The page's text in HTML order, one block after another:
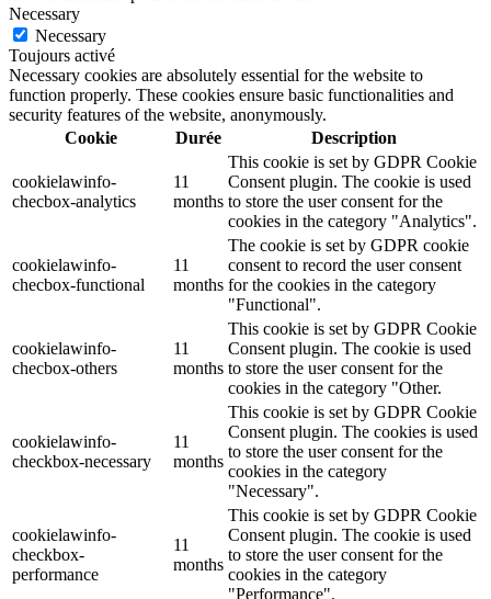
Necessary
Necessary
Toujours activé
Necessary cookies are absolutely essential for the website to
function properly. These cookies ensure basic functionalities and
security features of the website, anonymously.
Cookie
Durée Description
cookielawinfo-
checbox-analytics
11
months
This cookie is set by GDPR Cookie
Consent plugin. The cookie is used
to store the user consent for the
cookies in the category "Analytics".
cookielawinfo-
checbox-functional
11
months
The cookie is set by GDPR cookie
consent to record the user consent
for the cookies in the category
"Functional".
cookielawinfo-
checbox-others
11
months
This cookie is set by GDPR Cookie
Consent plugin. The cookie is used
to store the user consent for the
cookies in the category "Other.
cookielawinfo-
checkbox-necessary
11
months
This cookie is set by GDPR Cookie
Consent plugin. The cookies is used
to store the user consent for the
cookies in the category
"Necessary".
cookielawinfo-
checkbox-
performance
11
months
This cookie is set by GDPR Cookie
Consent plugin. The cookie is used
to store the user consent for the
cookies in the category
"Performance".